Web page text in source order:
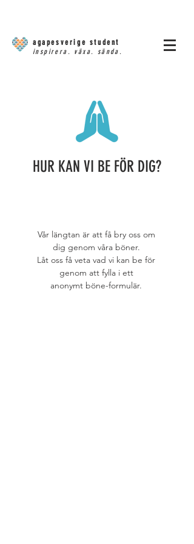
agapesverige student
inspirera. växa. sända.
HUR KAN VI BE FÖR DIG?
Vår längtan är att få bry oss om
dig genom våra böner.
Låt oss få veta vad vi kan be för
genom att fylla i ett
anonymt böne-formulär.